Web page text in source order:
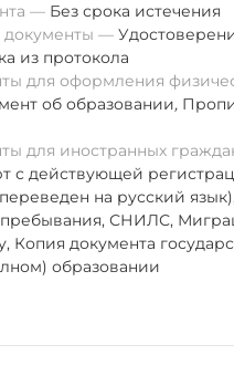
Без срока истечения
из протокола
для оформления
об образовании,
для иностранных
с действующей
на русский
пребывания, СНИЛС,
Копия документа
образовании